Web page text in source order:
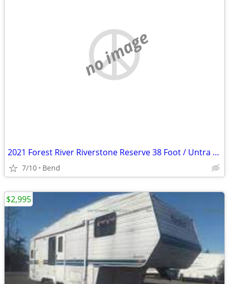
no image
2021 Forest River Riverstone Reserve 38 Foot / Untra Luxury Model
7/10 Bend
$2,995